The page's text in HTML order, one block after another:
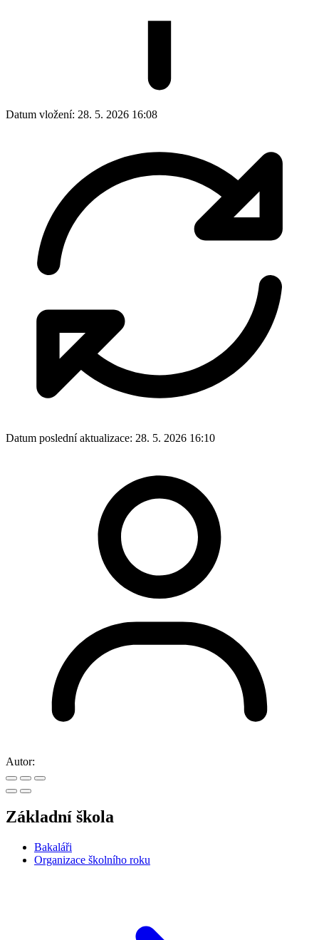
Datum vložení: 28. 5. 2026 16:08
Datum poslední aktualizace: 28. 5. 2026 16:10
Autor:
Základní škola
Bakaláři
Organizace školního roku